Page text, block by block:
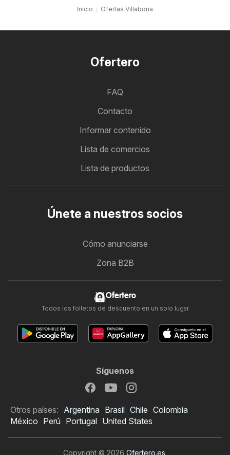
Inicio Ofertas Villabona
Ofertero
FAQ
Contacto
Informar contenido
Lista de comercios
Lista de productos
Únete a nuestros socios
Cómo anunciarse
Zona B2B
Ofertero
Todos los folletos de descuento en un solo lugar
Síguenos
Otros países: Argentina Brasil Chile Colombia
México Perú Portugal United States
Copyright © 2026 Ofertero.es.